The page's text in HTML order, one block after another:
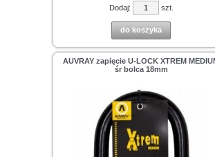
Dodaj: szt.
do koszyka
AUVRAY zapięcie U-LOCK XTREM
śr bolca 18mm